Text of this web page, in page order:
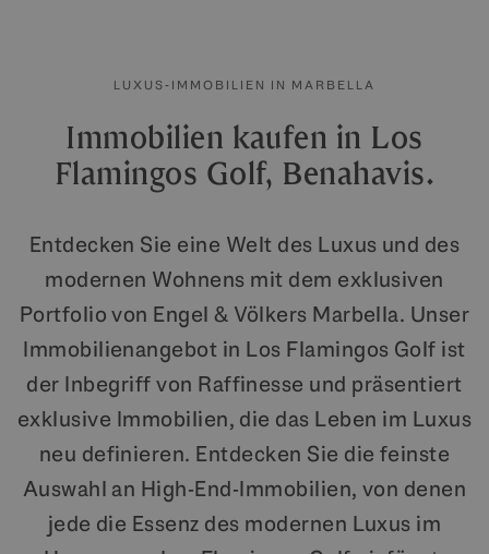
LUXUS-IMMOBILIEN IN MARBELLA
Immobilien kaufen in Los
Flamingos Golf, Benahavis.
Entdecken Sie eine Welt des Luxus und des
modernen Wohnens mit dem exklusiven
Portfolio von Engel & Völkers Marbella. Unser
Immobilienangebot in Los Flamingos Golf ist
der Inbegriff von Raffinesse und präsentiert
exklusive Immobilien, die das Leben im Luxus
neu definieren. Entdecken Sie die feinste
Auswahl an High-End-Immobilien, von denen
jede die Essenz des modernen Luxus im